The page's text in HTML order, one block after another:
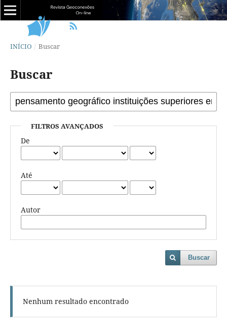
INÍCIO / Buscar
Buscar
FILTROS AVANÇADOS
De
Até
Autor
Buscar
Nenhum resultado encontrado